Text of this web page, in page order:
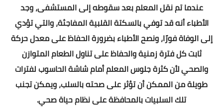
عندما تم نقل المعلم بعد سقوطه إلى المستشفى، وجد
الأطباء أنه قد توفي بالسكتة القلبية المفاجئة، والتي تؤدي
إلى الوفاة فورًا، ونصح الأطباء بضرورة الحفاظ على معدل حركة
ثابت كل فترة زمنية والحفاظ على تناول الطعام المتوازن
والصحي لأن كثرة جلوس المعلم أمام شاشة الحاسوب لفترات
طويلة من الممكن أن تؤثر على صحته بالسلب، ويمكن تجنب
تلك السلبيات بالمحافظة على نظام حياة صحي.